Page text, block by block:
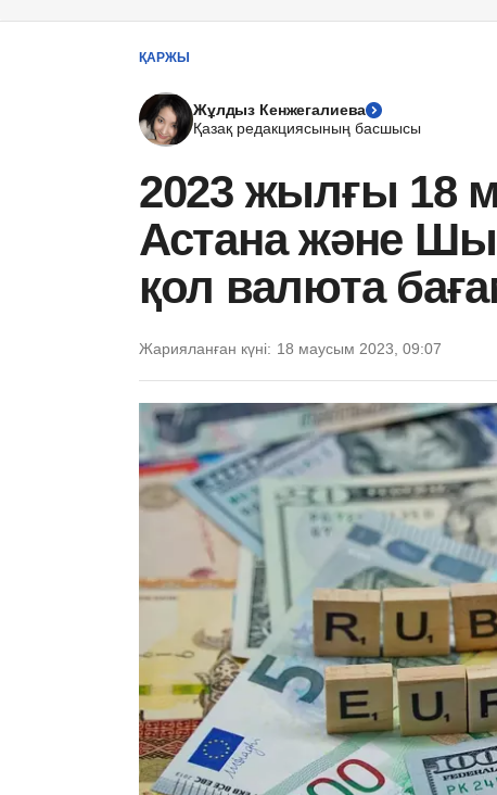
ҚАРЖЫ
Жұлдыз Кенжегалиева
Қазақ редакциясының басшысы
2023 жылғы 18
Астана және
қол валюта
Жарияланған күні: 18 маусым 2023, 09:07